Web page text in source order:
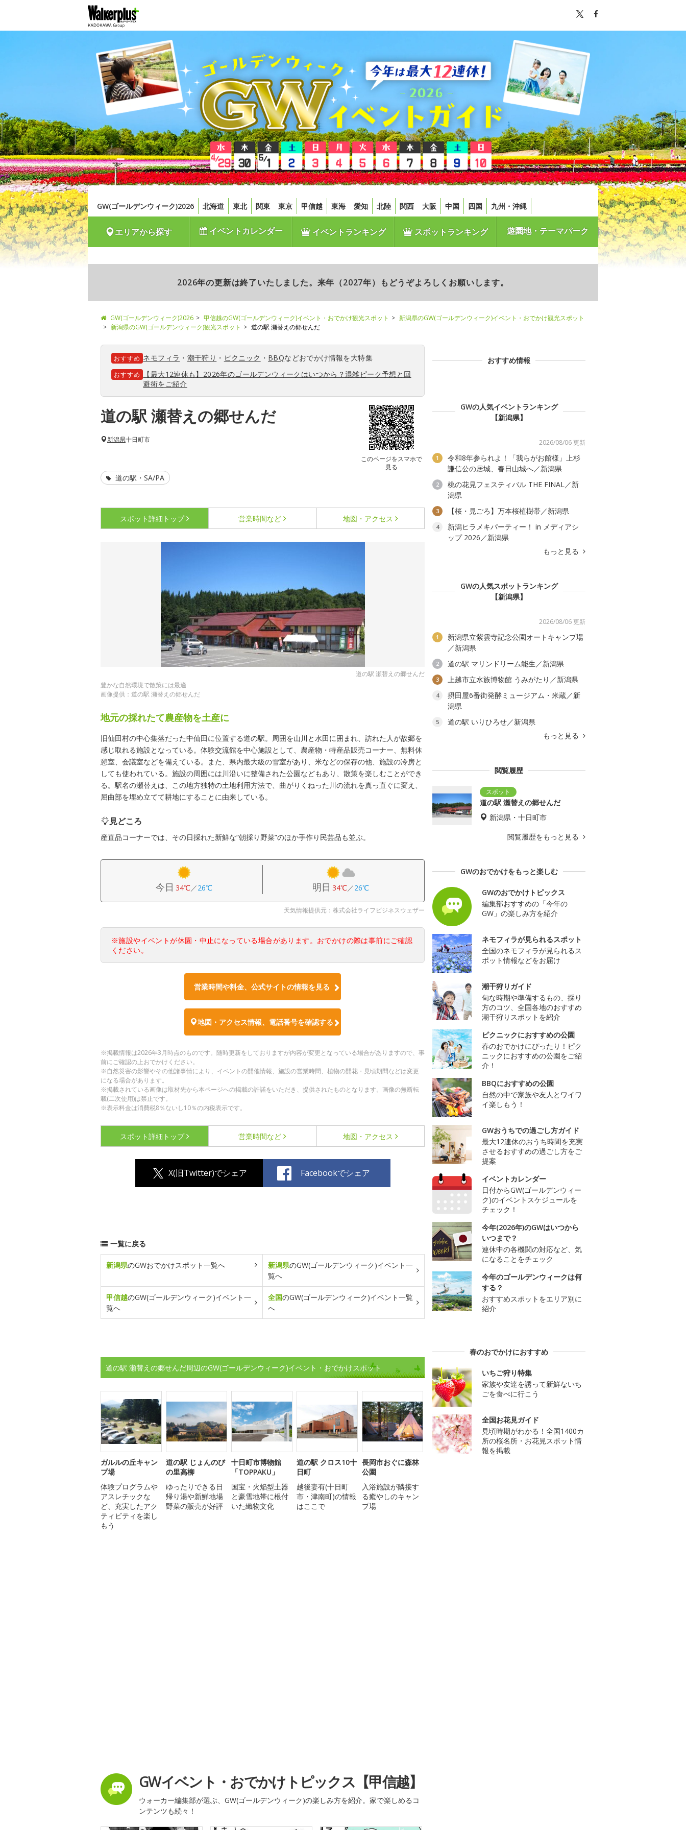
GW(ゴールデンウィーク)2026 北海道 東北 関東 東京 甲信越 東海 愛知 北陸 関西 大阪 中国 四国 九州・沖縄
エリアから探す イベントカレンダー イベントランキング スポットランキング 遊園地・テーマパーク
2026年の更新は終了いたしました。来年（2027年）もどうぞよろしくお願いします。
GW(ゴールデンウィーク)2026 甲信越のGW(ゴールデンウィーク)イベント・おでかけ観光スポット
新潟県のGW(ゴールデンウィーク)イベント・おでかけ観光スポット
新潟県のGW(ゴールデンウィーク)観光スポット
道の駅 瀬替えの郷せんだ
おすすめ ネモフィラ ・ 潮干狩り ・ ピクニック ・ BBQなどおでかけ情報を大特集
おすすめ
【最大12連休も】2026年のゴールデンウィークはいつから？混雑ピーク予想と回
避術をご紹介
道の駅 瀬替えの郷せんだ
このページをスマホで
見る
新潟県十日町市
道の駅・SA/PA
スポット詳細 トップ 営業時間など 地図・アクセス
道の駅 瀬替えの郷せんだ
豊かな自然環境で散策には最適
画像提供：道の駅 瀬替えの郷せんだ
地元の採れたて農産物を土産に
旧仙田村の中心集落だった中仙田に位置する道の駅。周囲を山川と水田に囲まれ、訪れた人が故郷を
感じ取れる施設となっている。体験交流館を中心施設として、農産物・特産品販売コーナー、無料休
憩室、会議室などを備えている。また、県内最大級の雪室があり、米などの保存の他、施設の冷房と
しても使われている。施設の周囲には川沿いに整備された公園などもあり、散策を楽しむことができ
る。駅名の瀬替えは、この地方独特の土地利用方法で、曲がりくねった川の流れを真っ直ぐに変え、
屈曲部を埋め立てて耕地にすることに由来している。
見どころ
産直品コーナーでは、その日採れた新鮮な“朝採り野菜”のほか手作り民芸品も並ぶ。
今日 34℃／26℃ 明日 34℃／26℃
天気情報提供元：株式会社ライフビジネスウェザー
※施設やイベントが休園・中止になっている場合があります。おでかけの際は事前にご確認
ください。
営業時間や料金、公式サイトの情報を見る
地図・アクセス情報、電話番号を確認する
※掲載情報は2026年3月時点のものです。随時更新をしておりますが内容が変更となっている場合がありますので、事
前にご確認の上おでかけください。
※自然災害の影響やその他諸事情により、イベントの開催情報、施設の営業時間、植物の開花・見頃期間などは変更
になる場合があります。
※掲載されている画像は取材先から本ページへの掲載の許諾をいただき、提供されたものとなります。画像の無断転
載(二次使用)は禁止です。
※表示料金は消費税8％ないし10％の内税表示です。
スポット詳細 トップ 営業時間など 地図・アクセス
X(旧Twitter)でシェア Facebookでシェア
一覧に戻る
新潟県のGWおでかけスポット一覧へ 新潟県のGW(ゴールデンウィーク)イベント一
覧へ
甲信越のGW(ゴールデンウィーク)イベント一
覧へ
全国のGW(ゴールデンウィーク)イベント一覧
へ
道の駅 瀬替えの郷せんだ周辺のGW(ゴールデンウィーク)イベント・おでかけスポット
ガルルの丘キャン
プ場
体験プログラムや
アスレチックな
ど、充実したアク
ティビティを楽し
もう
道の駅 じょんのび
の里高柳
ゆったりできる日
帰り湯や新鮮地場
野菜の販売が好評
十日町市博物館
「TOPPAKU」
国宝・火焔型土器
と豪雪地帯に根付
いた織物文化
道の駅 クロス10十
日町
越後妻有(十日町
市・津南町)の情報
はここで
長岡市おぐに森林
公園
入浴施設が隣接す
る癒やしのキャン
プ場
GWイベント・おでかけトピックス【甲信越】
ウォーカー編集部が選ぶ、GW(ゴールデンウィーク)の楽しみ方を紹介。家で楽しめるコ
ンテンツも続々！
おすすめ情報
GWの人気イベントランキング
【新潟県】
2026/08/06 更新
1
令和8年参られよ！「我らがお館様」上杉
謙信公の居城、春日山城へ／新潟県
2
桃の花見フェスティバル THE FINAL／新
潟県
3 【桜・見ごろ】万本桜植樹帯／新潟県
4
新潟ヒラメキパーティー！ in メディアシ
ップ 2026／新潟県
もっと見る
GWの人気スポットランキング
【新潟県】
2026/08/06 更新
1
新潟県立紫雲寺記念公園オートキャンプ場
／新潟県
2 道の駅 マリンドリーム能生／新潟県
3 上越市立水族博物館 うみがたり／新潟県
4
摂田屋6番街発酵ミュージアム・米蔵／新
潟県
5
道の駅 いりひろせ／新潟県
もっと見る
閲覧履歴
道の駅 瀬替えの郷せんだ
新潟県・十日町市
閲覧履歴をもっと見る
GWのおでかけをもっと楽しむ
GWのおでかけトピックス
編集部おすすめの「今年の
GW」の楽しみ方を紹介
ネモフィラが見られるスポット
全国のネモフィラが見られるス
ポット情報などをお届け
潮干狩りガイド
旬な時期や準備するもの、採り
方のコツ、全国各地のおすすめ
潮干狩りスポットを紹介
ピクニックにおすすめの公園
春のおでかけにぴったり！ピク
ニックにおすすめの公園をご紹
介！
BBQにおすすめの公園
自然の中で家族や友人とワイワ
イ楽しもう！
GWおうちでの過ごし方ガイド
最大12連休のおうち時間を充実
させるおすすめの過ごし方をご
提案
イベントカレンダー
日付からGW(ゴールデンウィー
ク)のイベントスケジュールを
チェック！
今年(2026年)のGWはいつから
いつまで？
連休中の各機関の対応など、気
になることをチェック
今年のゴールデンウィークは何
する？
おすすめスポットをエリア別に
紹介
春のおでかけにおすすめ
いちご狩り特集
家族や友達を誘って新鮮ないち
ごを食べに行こう
全国お花見ガイド
見頃時期がわかる！全国1400カ
所の桜名所・お花見スポット情
報を掲載